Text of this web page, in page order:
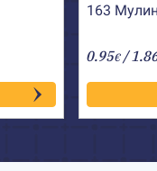
163
0.95€/